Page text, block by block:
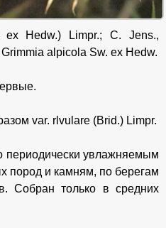
ex Hedw.) Limpr.; C. Jens.,
alpicola Sw. ex Hedw.
var. rlvulare (Brid.) Limpr.
периодически увлажняемым
пород и камням, по берегам
Собран только в средних